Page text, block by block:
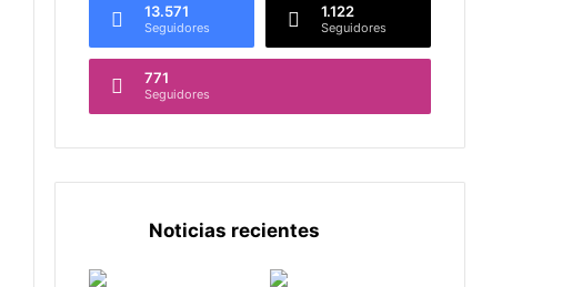
13.571
Seguidores
1.122
Seguidores
771
Seguidores
Noticias recientes